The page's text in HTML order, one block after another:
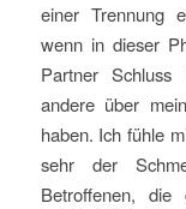
einer Trennung
wenn in dieser
Partner
andere über
haben. Ich fühle
sehr der
Betroffenen,